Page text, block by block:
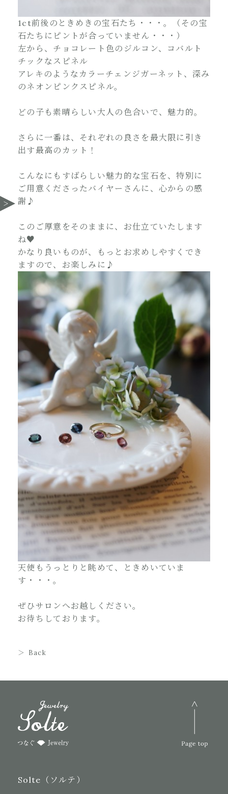
1ct前後のときめきの宝石たち・・・。（その宝
石たちにピントが合っていません・・・）
左から、チョコレート色のジルコン、コバルト
チックなスピネル
アレキのようなカラーチェンジガーネット、深み
のネオンピンクスピネル。
どの子も素晴らしい大人の色合いで、魅力的。
さらに一番は、それぞれの良さを最大限に引き
出す最高のカット！
こんなにもすばらしい魅力的な宝石を、特別に
ご用意くださったバイヤーさんに、心からの感
謝♪
このご厚意をそのままに、お仕立ていたします
ね♥
かなり良いものが、もっとお求めしやすくでき
ますので、お楽しみに♪
天使もうっとりと眺めて、ときめいていま
す・・・。
ぜひサロンへお越しください。
お待ちしております。
Back
Solte（ソルテ）